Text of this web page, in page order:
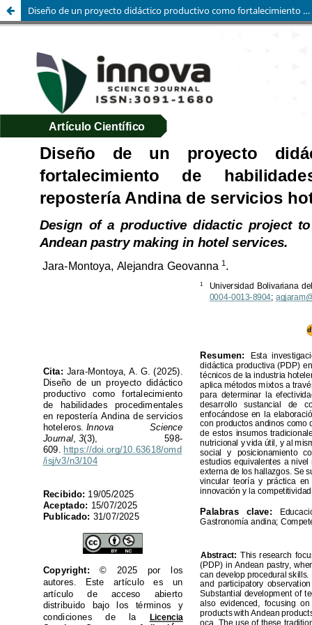
Diseño de un proyecto didáctico productivo como fortalecimiento de habilidades procedimentales en repostería Andina de servicios hoteleros.